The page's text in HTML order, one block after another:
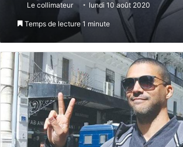
Le collimateur lundi 10 août 2020
Temps de lecture 1 minute